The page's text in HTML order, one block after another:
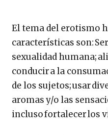
El tema del erotismo
características son:
sexualidad humana;
conducir a la
de los sujetos; usar
aromas y/o las
incluso fortalecer los